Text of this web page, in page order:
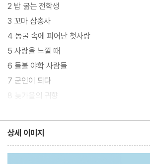
당시 제주 도민 중 한 명이었던, 수혁. 그리고
부지였던 이들은 어느 날 산속으로 모험을 떠
되고, 수풀 사이에 숨겨진 비밀스러운 동굴을
되면서 제주도는 이념의 대립으로 극심한 몸
4월 3일 새벽, 오름마다 봉화가 피어오르면
이의 피비린내 나는 싸움이 시작되는데… 군
를 피해 산속으로 들어간 준규. 그리고 이들
옥희까지. 예상치 못한 운명의 갈림길 앞에
싸인 참혹한 현실 속에서도 최소한의 인간성
2 밥 굶는 전학생
3 꼬마 삼총사
4 동굴 속에 피어난 첫사랑
5 사랑을 느낄 때
6 들불 야학 사람들
7 군인이 되다
8 늦가을의 귀향
11 준규가 사라졌다
12 숨죽여 우는 밤
상세 이미지